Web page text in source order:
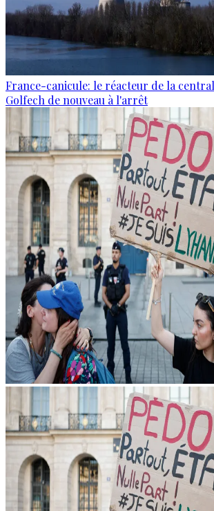
France-canicule: le réacteur de la
Golfech de nouveau à l'arrêt